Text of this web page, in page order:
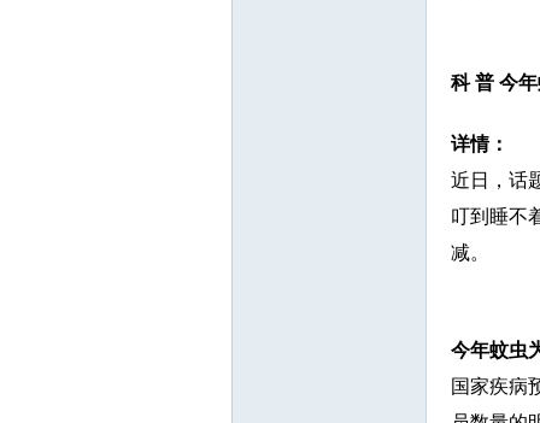
科 普 今
详情：
近日，话
叮到睡不
减。
今年蚊虫
国家疾病